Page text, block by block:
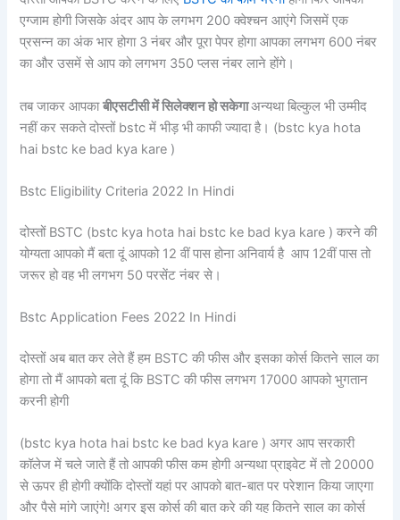
एग्जाम होगी जिसके अंदर आप के लगभग 200 क्वेश्चन आएंगे जिसमें एक
प्रसन्न का अंक भार होगा 3 नंबर और पूरा पेपर होगा आपका लगभग 600 नंबर
का और उसमें से आप को लगभग 350 प्लस नंबर लाने होंगे।
तब जाकर आपकाबीएसटीसी में सिलेक्शन हो सकेगाअन्यथा बिल्कुल भी उम्मीद
नहीं कर सकते दोस्तों bstc में भीड़ भी काफी ज्यादा है। (bstc kya hota
hai bstc ke bad kya kare )
Bstc Eligibility Criteria 2022 In Hindi
दोस्तों BSTC (bstc kya hota hai bstc ke bad kya kare ) करने की
योग्यता आपको मैं बता दूं आपको 12 वीं पास होना अनिवार्य है आप 12वीं पास तो
जरूर हो वह भी लगभग 50 परसेंट नंबर से।
Bstc Application Fees 2022 In Hindi
दोस्तों अब बात कर लेते हैं हम BSTC की फीस और इसका कोर्स कितने साल का
होगा तो मैं आपको बता दूं कि BSTC की फीस लगभग 17000 आपको भुगतान
करनी होगी
(bstc kya hota hai bstc ke bad kya kare ) अगर आप सरकारी
कॉलेज में चले जाते हैं तो आपकी फीस कम होगी अन्यथा प्राइवेट में तो 20000
से ऊपर ही होगी क्योंकि दोस्तों यहां पर आपको बात-बात पर परेशान किया जाएगा
और पैसे मांगे जाएंगे! अगर इस कोर्स की बात करे की यह कितने साल का कोर्स